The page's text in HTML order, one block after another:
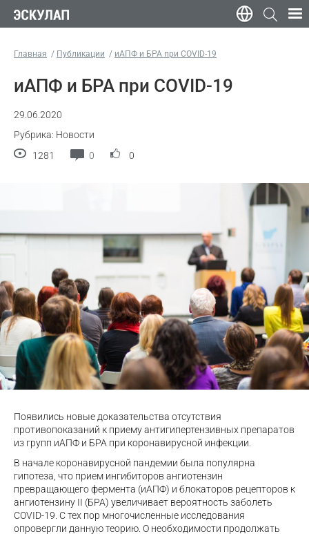
Главная Публикации иАПФ и БРА при COVID-19
иАПФ и БРА при COVID-19
29.06.2020
Рубрика: Новости
1281
0 0
Появились новые доказательства отсутствия
противопоказаний к приему антигипертензивных препаратов
из групп иАПФ и БРА при коронавирусной инфекции.
В начале коронавирусной пандемии была популярна
гипотеза, что прием ингибиторов ангиотензин
превращающего фермента (иАПФ) и блокаторов рецепторов к
ангиотензину II (БРА) увеличивает вероятность заболеть
COVID-19. С тех пор многочисленные исследования
опровергли данную теорию. О необходимости продолжать